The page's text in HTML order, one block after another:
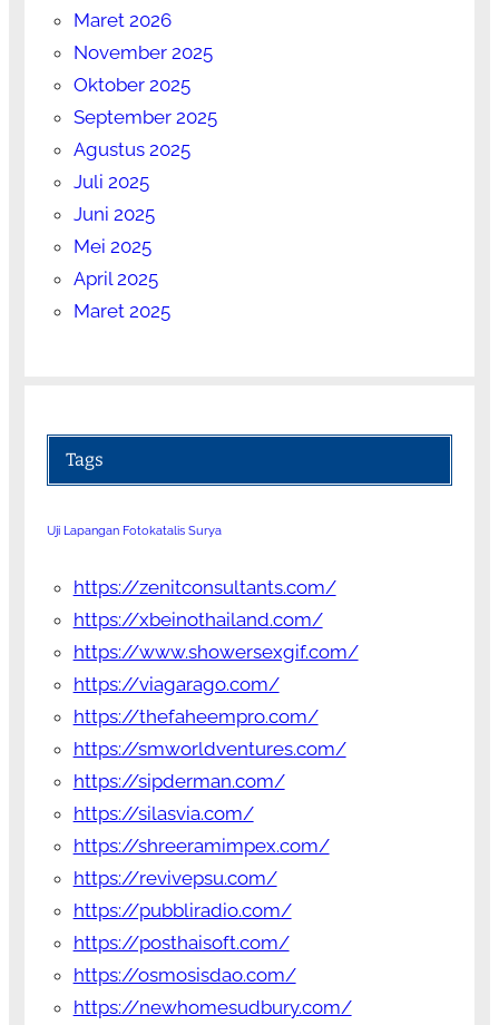
Maret 2026
November 2025
Oktober 2025
September 2025
Agustus 2025
Juli 2025
Juni 2025
Mei 2025
April 2025
Maret 2025
Tags
Uji Lapangan Fotokatalis Surya
https://zenitconsultants.com/
https://xbeinothailand.com/
https://www.showersexgif.com/
https://viagarago.com/
https://thefaheempro.com/
https://smworldventures.com/
https://sipderman.com/
https://silasvia.com/
https://shreeramimpex.com/
https://revivepsu.com/
https://pubbliradio.com/
https://posthaisoft.com/
https://osmosisdao.com/
https://newhomesudbury.com/